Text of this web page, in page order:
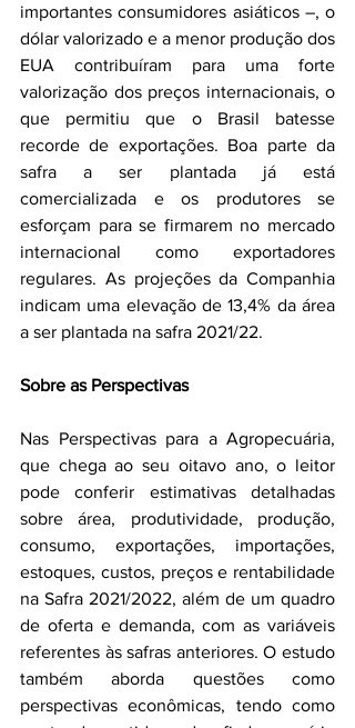
importantes consumidores asiáticos –, o
dólar valorizado e a menor produção dos
EUA contribuíram para uma forte
valorização dos preços internacionais, o
que permitiu que o Brasil batesse
recorde de exportações. Boa parte da
safra a ser plantada já está
comercializada e os produtores se
esforçam para se firmarem no mercado
internacional como exportadores
regulares. As projeções da Companhia
indicam uma elevação de 13,4% da área
a ser plantada na safra 2021/22.
Sobre as Perspectivas
Nas Perspectivas para a Agropecuária,
que chega ao seu oitavo ano, o leitor
pode conferir estimativas detalhadas
sobre área, produtividade, produção,
consumo, exportações, importações,
estoques, custos, preços e rentabilidade
na Safra 2021/2022, além de um quadro
de oferta e demanda, com as variáveis
referentes às safras anteriores. O estudo
também aborda questões como
perspectivas econômicas, tendo como